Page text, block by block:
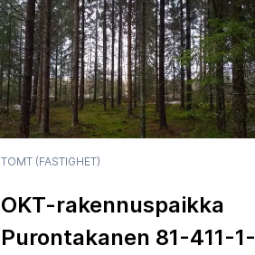
TOMT (FASTIGHET)
OKT-rakennuspaikka
Purontakanen 81-411-1-